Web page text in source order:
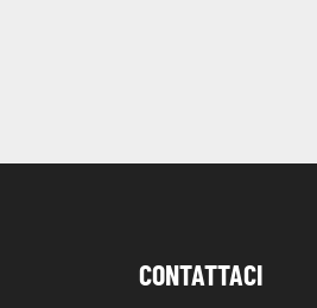
CONTATTACI